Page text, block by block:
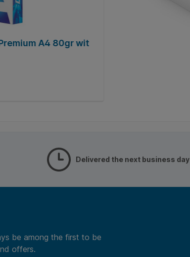
A4 80gr wit
Delivered the next business day
be among the first to be
offers.